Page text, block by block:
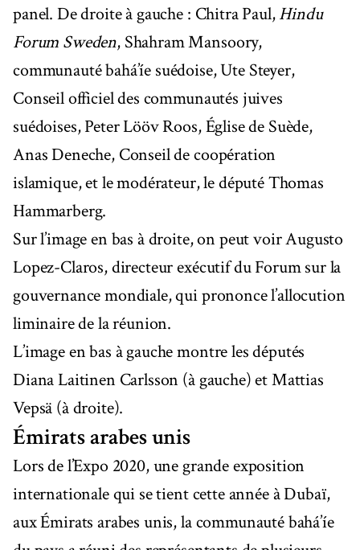
panel. De droite à gauche : Chitra Paul,Hindu
Forum Sweden, Shahram Mansoory,
communauté bahá’íe suédoise, Ute Steyer,
Conseil officiel des communautés juives
suédoises, Peter Lööv Roos, Église de Suède,
Anas Deneche, Conseil de coopération
islamique, et le modérateur, le député Thomas
Hammarberg.
Sur l’image en bas à droite, on peut voir Augusto
Lopez-Claros, directeur exécutif du Forum sur la
gouvernance mondiale, qui prononce l’allocution
liminaire de la réunion.
L’image en bas à gauche montre les députés
Diana Laitinen Carlsson (à gauche) et Mattias
Vepsä (à droite).
Émirats arabes unis
Lors de l’Expo 2020, une grande exposition
internationale qui se tient cette année à Dubaï,
aux Émirats arabes unis, la communauté bahá’íe